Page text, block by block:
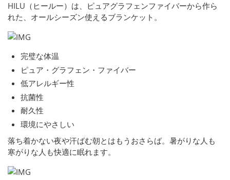
HILU（ヒールー）は、ピュアグラフェンファイバーから作ら
れた、オールシーズン使えるブランケット。
完璧な体温
ピュア・グラフェン・ファイバー
低アレルギー性
抗菌性
耐久性
環境にやさしい
落ち着かない夜や汗ばむ朝とはもうおさらば。暑がりな人も
寒がりな人も快適に眠れます。